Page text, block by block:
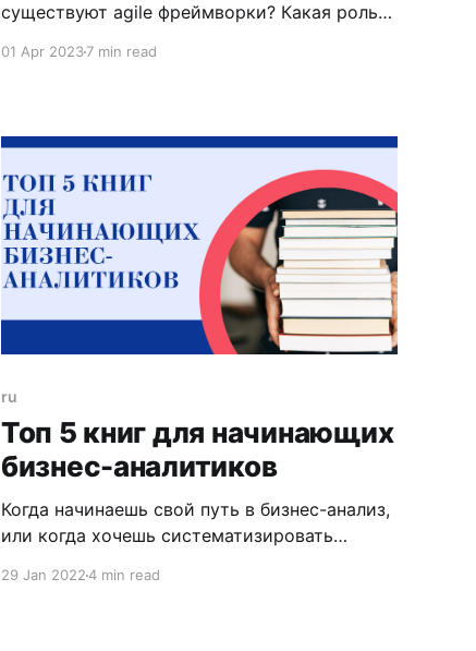
существуют agile фреймворки? Какая роль
стори? Об этом и не только, пойдет речь в
быстро и гибко реагировать на изменения в
требованиях и условиях работы. Agile и
означает
01 Apr 20237 min read
ru
Топ 5 книг для начинающих
бизнес-аналитиков
Когда начинаешь свой путь в бизнес-анализ,
или когда хочешь систематизировать
29 Jan 20224 min read